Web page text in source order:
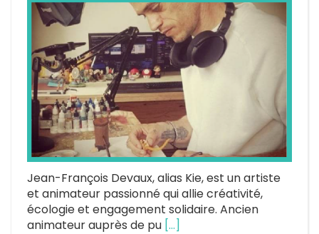
Jean-François Devaux, alias Kie, est un artiste
et animateur passionné qui allie créativité,
écologie et engagement solidaire. Ancien
animateur auprès de pu […]